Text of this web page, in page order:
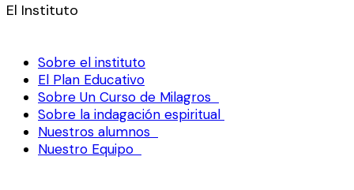
El Instituto
Sobre el instituto
El Plan Educativo
Sobre Un Curso de Milagros
Sobre la indagación espiritual
Nuestros alumnos
Nuestro Equipo